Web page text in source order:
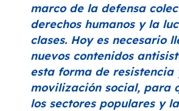
marco de la defensa
derechos humanos y la
clases. Hoy es necesario
nuevos contenidos
esta forma de resistencia
movilización social, para
los sectores populares y